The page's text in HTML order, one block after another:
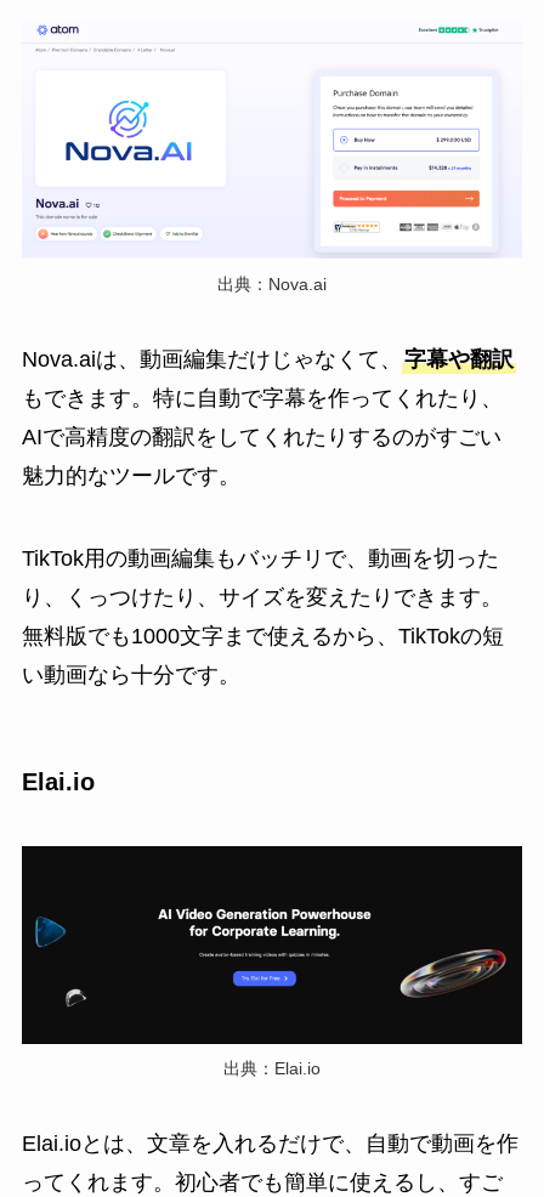
出典：Nova.ai
Nova.aiは、動画編集だけじゃなくて、 字幕や翻訳
もできます。特に自動で字幕を作ってくれたり、
AIで高精度の翻訳をしてくれたりするのがすごい
魅力的なツールです。
TikTok用の動画編集もバッチリで、動画を切った
り、くっつけたり、サイズを変えたりできます。
無料版でも1000文字まで使えるから、TikTokの短
い動画なら十分です。
Elai.io
出典：Elai.io
Elai.ioとは、文章を入れるだけで、自動で動画を作
ってくれます。初心者でも簡単に使えるし、すご